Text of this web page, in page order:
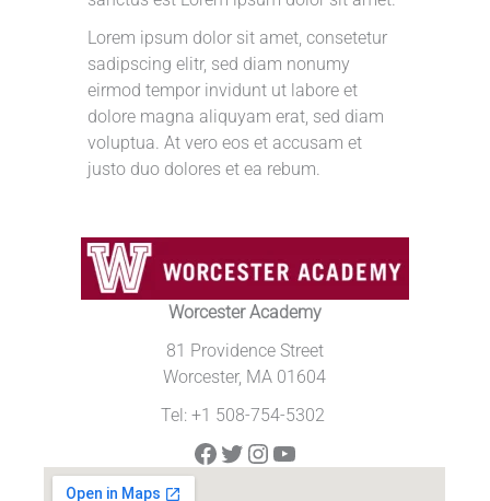
Lorem ipsum dolor sit amet, consetetur
sadipscing elitr, sed diam nonumy
eirmod tempor invidunt ut labore et
dolore magna aliquyam erat, sed diam
voluptua. At vero eos et accusam et
justo duo dolores et ea rebum.
Worcester Academy
81 Providence Street
Worcester, MA 01604
Tel: +1 508-754-5302
Facebook
Twitter
Instagram
YouTube